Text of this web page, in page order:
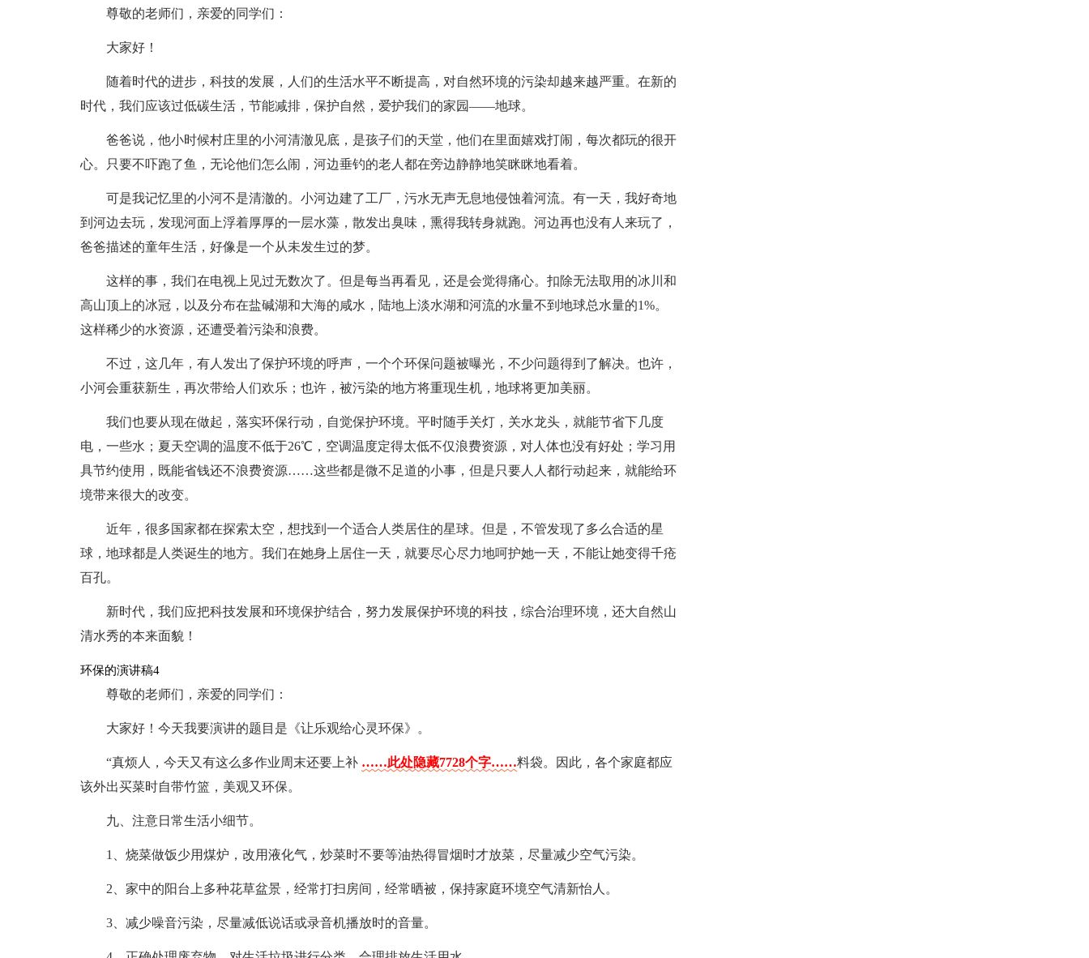
尊敬的老师们，亲爱的同学们：
大家好！
随着时代的进步，科技的发展，人们的生活水平不断提高，对自然环境的污染却越来越严重。在新的
时代，我们应该过低碳生活，节能减排，保护自然，爱护我们的家园——地球。
爸爸说，他小时候村庄里的小河清澈见底，是孩子们的天堂，他们在里面嬉戏打闹，每次都玩的很开
心。只要不吓跑了鱼，无论他们怎么闹，河边垂钓的老人都在旁边静静地笑眯眯地看着。
可是我记忆里的小河不是清澈的。小河边建了工厂，污水无声无息地侵蚀着河流。有一天，我好奇地
到河边去玩，发现河面上浮着厚厚的一层水藻，散发出臭味，熏得我转身就跑。河边再也没有人来玩了，
爸爸描述的童年生活，好像是一个从未发生过的梦。
这样的事，我们在电视上见过无数次了。但是每当再看见，还是会觉得痛心。扣除无法取用的冰川和
高山顶上的冰冠，以及分布在盐碱湖和大海的咸水，陆地上淡水湖和河流的水量不到地球总水量的1%。
这样稀少的水资源，还遭受着污染和浪费。
不过，这几年，有人发出了保护环境的呼声，一个个环保问题被曝光，不少问题得到了解决。也许，
小河会重获新生，再次带给人们欢乐；也许，被污染的地方将重现生机，地球将更加美丽。
我们也要从现在做起，落实环保行动，自觉保护环境。平时随手关灯，关水龙头，就能节省下几度
电，一些水；夏天空调的温度不低于26℃，空调温度定得太低不仅浪费资源，对人体也没有好处；学习用
具节约使用，既能省钱还不浪费资源……这些都是微不足道的小事，但是只要人人都行动起来，就能给环
境带来很大的改变。
近年，很多国家都在探索太空，想找到一个适合人类居住的星球。但是，不管发现了多么合适的星
球，地球都是人类诞生的地方。我们在她身上居住一天，就要尽心尽力地呵护她一天，不能让她变得千疮
百孔。
新时代，我们应把科技发展和环境保护结合，努力发展保护环境的科技，综合治理环境，还大自然山
清水秀的本来面貌！
环保的演讲稿4
尊敬的老师们，亲爱的同学们：
大家好！今天我要演讲的题目是《让乐观给心灵环保》。
“真烦人，今天又有这么多作业周末还要上补 ……此处隐藏7728个字……料袋。因此，各个家庭都应
该外出买菜时自带竹篮，美观又环保。
九、注意日常生活小细节。
1、烧菜做饭少用煤炉，改用液化气，炒菜时不要等油热得冒烟时才放菜，尽量减少空气污染。
2、家中的阳台上多种花草盆景，经常打扫房间，经常晒被，保持家庭环境空气清新怡人。
3、减少噪音污染，尽量减低说话或录音机播放时的音量。